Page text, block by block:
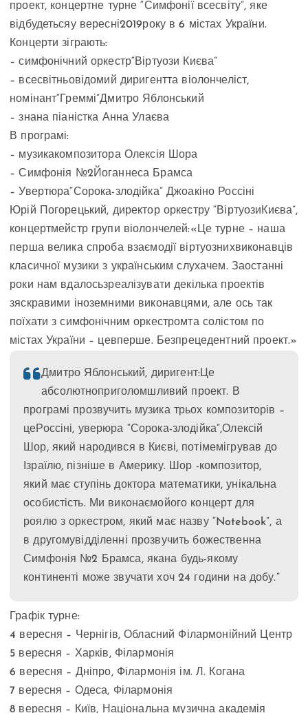
проект, концертне турне “Симфонії всесвіту”, яке
відбудетьсяу вересні2019року в 6 містах України.
Концерти зіграють:
– симфонічний оркестр“Віртуози Києва”
– всесвітньовідомий диригентта віолончеліст,
номінант“Греммі”Дмитро Яблонський
– знана піаністка Анна Улаєва
В програмі:
– музикакомпозитора Олексія Шора
– Симфонія №2Йоганнеса Брамса
– Увертюра“Сорока-злодійка” Джоакіно Россіні
Юрій Погорецький, директор оркестру “ВіртуозиКиєва”,
концертмейстр групи віолончелей:«Це турне – наша
перша велика спроба взаємодії віртуознихвиконавців
класичної музики з українським слухачем. Заостанні
роки нам вдалосьзреалізувати декілька проектів
зяскравими іноземними виконавцями, але ось так
поїхати з симфонічним оркестромта солістом по
містах України – цевперше. Безпрецедентний проект.»
Дмитро Яблонський, диригент:Це
абсолютноприголомшливий проект. В
програмі прозвучить музика трьох композиторів –
цеРоссіні, уверюра “Сорока-злодійка”,Олексій
Шор, який народився в Києві, потімемігрував до
Ізраїлю, пізніше в Америку. Шор -композитор,
який має ступінь доктора математики, унікальна
особистість. Ми виконаємойого концерт для
роялю з оркестром, який має назву “Notebook”, а
в другомувідділенні прозвучить божественна
Симфонія №2 Брамса, якана будь-якому
континенті може звучати хоч 24 години на добу.”
Графік турне:
4 вересня – Чернігів, Обласний Філармонійний Центр
5 вересня – Харків, Філармонія
6 вересня – Дніпро, Філармонія ім. Л. Когана
7 вересня – Одеса, Філармонія
8 вересня – Київ, Національна музична академія